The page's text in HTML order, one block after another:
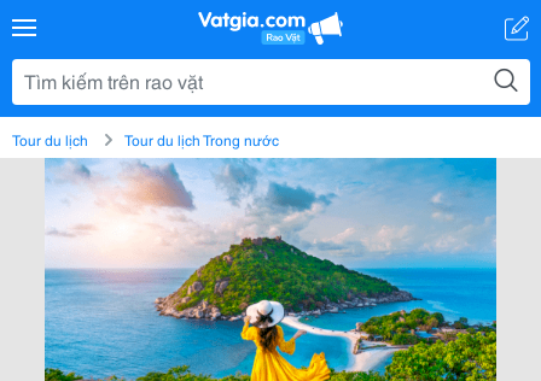
Tour du lịch Tour du lịch Trong nước